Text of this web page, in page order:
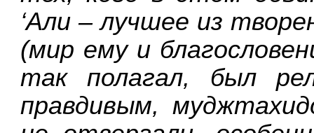
‘Али – лучшее из
(мир ему и
так полагал, был
правдивым,